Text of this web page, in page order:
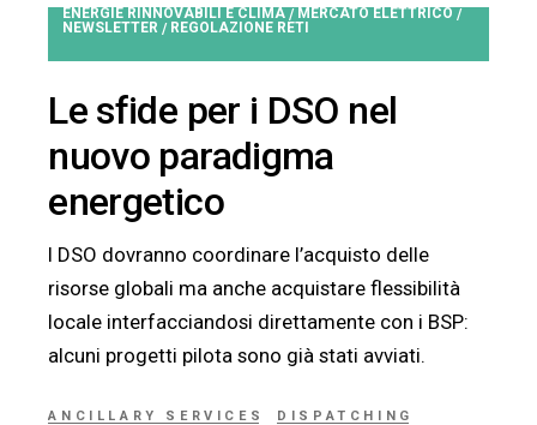
ENERGIE RINNOVABILI E CLIMA / MERCATO ELETTRICO /
NEWSLETTER / REGOLAZIONE RETI
Le sfide per i DSO nel
nuovo paradigma
energetico
I DSO dovranno coordinare l’acquisto delle
risorse globali ma anche acquistare flessibilità
locale interfacciandosi direttamente con i BSP:
alcuni progetti pilota sono già stati avviati.
ANCILLARY SERVICES DISPATCHING